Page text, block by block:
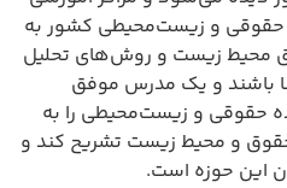
حقوقی و زیست‌محیطی کشور به
محیط زیست و روش‌های تحلیل
باشند و یک مدرس موفق
حقوقی و زیست‌محیطی را به
و محیط زیست تشریح کند و
این حوزه است.